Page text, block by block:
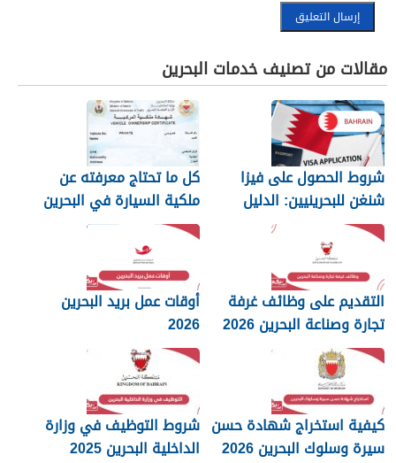
مقالات من تصنيف خدمات البحرين
شروط الحصول على فيزا
شنغن للبحرينيين: الدليل
الكامل
كل ما تحتاج معرفته عن
ملكية السيارة في البحرين
التقديم على وظائف غرفة
تجارة وصناعة البحرين 2026
أوقات عمل بريد البحرين
2026
كيفية استخراج شهادة حسن
سيرة وسلوك البحرين 2026
شروط التوظيف في وزارة
الداخلية البحرين 2025